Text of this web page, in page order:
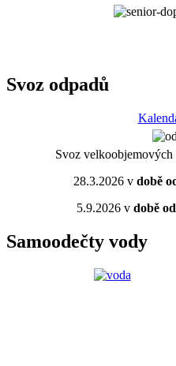
Svoz odpadů
Svoz velkoobjemových
28.3.2026 vdobě
5.9.2026 vdobě
Samoodečty vody